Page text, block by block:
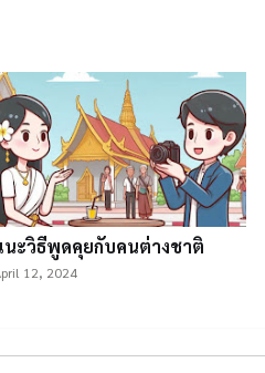
นะวิธีพูดคุยกับคนต่างชาติ
12, 2024